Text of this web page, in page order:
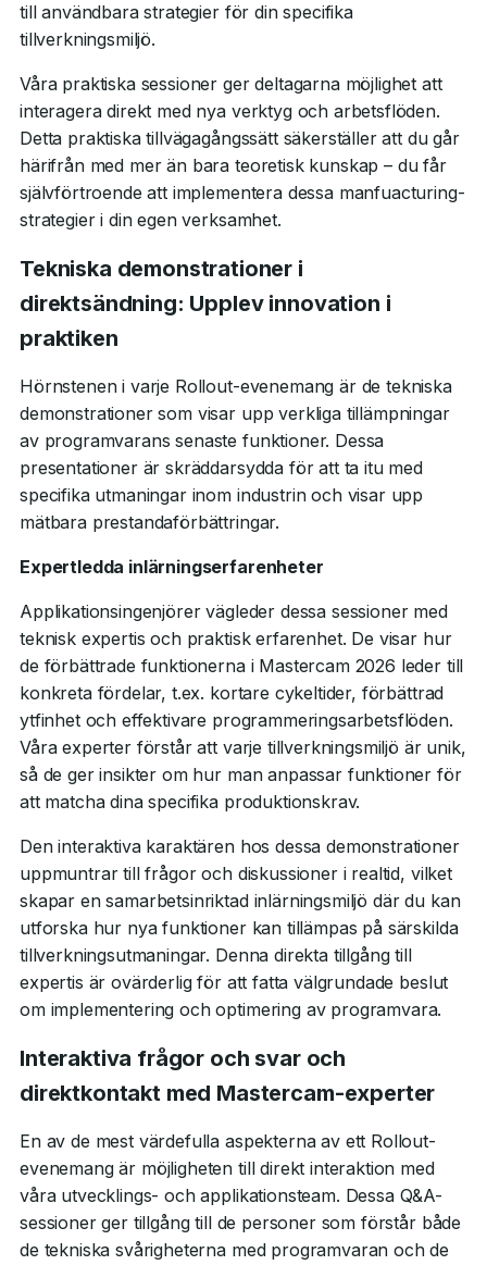
till användbara strategier för din specifika
tillverkningsmiljö.
Våra praktiska sessioner ger deltagarna möjlighet att
interagera direkt med nya verktyg och arbetsflöden.
Detta praktiska tillvägagångssätt säkerställer att du går
härifrån med mer än bara teoretisk kunskap – du får
självförtroende att implementera dessa manfuacturing-
strategier i din egen verksamhet.
Tekniska demonstrationer i
direktsändning: Upplev innovation i
praktiken
Hörnstenen i varje Rollout-evenemang är de tekniska
demonstrationer som visar upp verkliga tillämpningar
av programvarans senaste funktioner. Dessa
presentationer är skräddarsydda för att ta itu med
specifika utmaningar inom industrin och visar upp
mätbara prestandaförbättringar.
Expertledda inlärningserfarenheter
Applikationsingenjörer vägleder dessa sessioner med
teknisk expertis och praktisk erfarenhet. De visar hur
de förbättrade funktionerna i Mastercam 2026 leder till
konkreta fördelar, t.ex. kortare cykeltider, förbättrad
ytfinhet och effektivare programmeringsarbetsflöden.
Våra experter förstår att varje tillverkningsmiljö är unik,
så de ger insikter om hur man anpassar funktioner för
att matcha dina specifika produktionskrav.
Den interaktiva karaktären hos dessa demonstrationer
uppmuntrar till frågor och diskussioner i realtid, vilket
skapar en samarbetsinriktad inlärningsmiljö där du kan
utforska hur nya funktioner kan tillämpas på särskilda
tillverkningsutmaningar. Denna direkta tillgång till
expertis är ovärderlig för att fatta välgrundade beslut
om implementering och optimering av programvara.
Interaktiva frågor och svar och
direktkontakt med Mastercam-experter
En av de mest värdefulla aspekterna av ett Rollout-
evenemang är möjligheten till direkt interaktion med
våra utvecklings- och applikationsteam. Dessa Q&A-
sessioner ger tillgång till de personer som förstår både
de tekniska svårigheterna med programvaran och de